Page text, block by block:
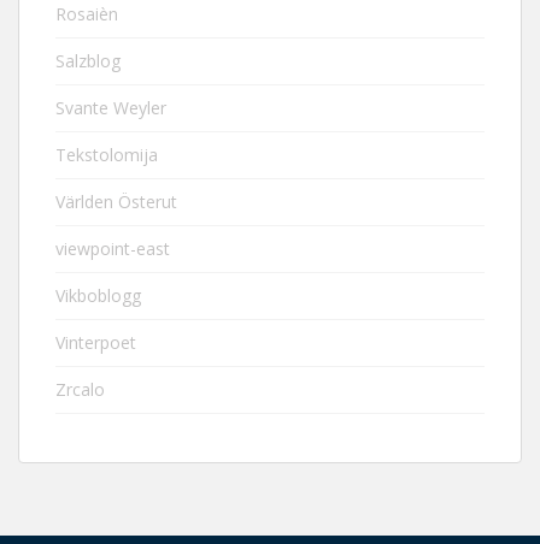
Rosaièn
Salzblog
Svante Weyler
Tekstolomija
Världen Österut
viewpoint-east
Vikboblogg
Vinterpoet
Zrcalo